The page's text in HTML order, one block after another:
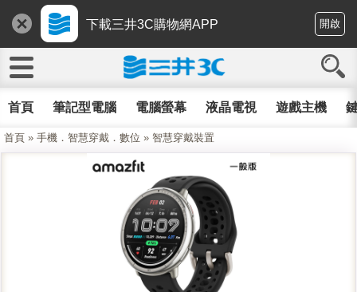
下載三井3C購物網APP 開啟
首頁 筆記型電腦 電腦螢幕 液晶電視 遊戲主機
首頁 » 手機．智慧穿戴．數位 » 智慧穿戴裝置